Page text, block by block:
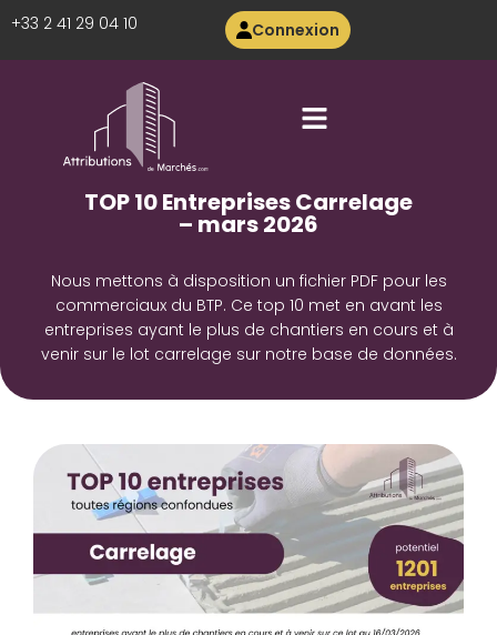
+33 2 41 29 04 10 Connexion
TOP 10 Entreprises Carrelage
– mars 2026
Nous mettons à disposition un fichier PDF pour les
commerciaux du BTP. Ce top 10 met en avant les
entreprises ayant le plus de chantiers en cours et à
venir sur le lot carrelage sur notre base de données.